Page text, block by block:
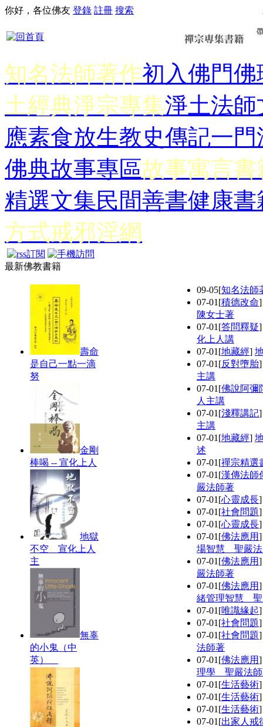
你好，各位佛友 登錄 註冊 搜索
知名法師著作初入佛門佛
土經典淨宗專集淨土法師
應素食放生教史傳記一門
佛典故事專區故事寓言書
精選文集民間善書健康書
方式戒邪淫網
最新佛教書籍
壽命
是自己一點一滴
努
金剛
棒喝 -- 宣化上人
地獄
不空 宣化上人
主
無辜
的小鬼（中
英）
09-05[知名法師
07-01 [積德改命
陳女士著
07-01 [答問釋疑
化上人講
07-01 [地藏經]
07-01 [反對墮胎
主講
07-01 [佛說阿彌
人主講
07-01 [淺釋講記
主講
07-01 [地藏經]
述
07-01 [禪宗精選
07-01 [漢傳法師
嚴法師著
07-01 [心靈成長
07-01 [社會問題
07-01 [心靈成長
07-01 [佛法應用
場智慧 聖嚴
07-01 [佛法應用
嚴法師著
07-01 [佛法應用
緒管理智慧
07-01 [唯識緣起
07-01 [社會問題
07-01 [社會問題
法師著
07-01 [佛法應用
理學 聖嚴法
07-01 [生活藝術
07-01 [生活藝術
07-01 [生活藝術
07-01 [出家人戒